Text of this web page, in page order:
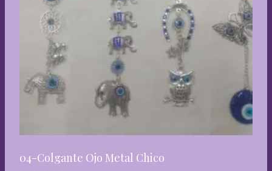
04-Colgante Ojo Metal Chico